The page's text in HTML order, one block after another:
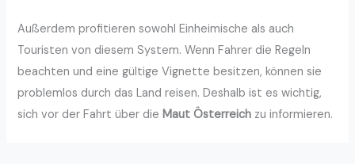
Außerdem profitieren sowohl Einheimische als auch
Touristen von diesem System. Wenn Fahrer die Regeln
beachten und eine gültige Vignette besitzen, können sie
problemlos durch das Land reisen. Deshalb ist es wichtig,
sich vor der Fahrt über dieMaut Österreich zu informieren.